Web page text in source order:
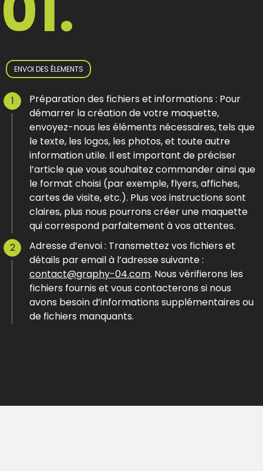
ENVOI DES ÉLEMENTS
Préparation des fichiers et informations : Pour
démarrer la création de votre maquette,
envoyez-nous les éléments nécessaires, tels que
le texte, les logos, les photos, et toute autre
information utile. Il est important de préciser
l’article que vous souhaitez commander ainsi que
le format choisi (par exemple, flyers, affiches,
cartes de visite, etc.). Plus vos instructions sont
claires, plus nous pourrons créer une maquette
qui correspond parfaitement à vos attentes.
Adresse d’envoi : Transmettez vos fichiers et
détails par email à l’adresse suivante :
contact@graphy-04.com. Nous vérifierons les
fichiers fournis et vous contacterons si nous
avons besoin d’informations supplémentaires ou
de fichiers manquants.